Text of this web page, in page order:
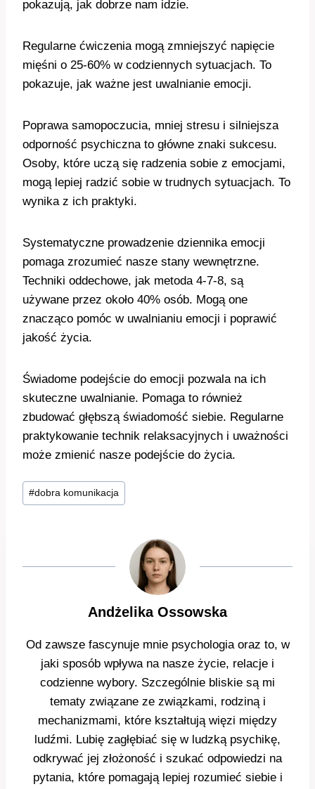
pokazują, jak dobrze nam idzie.
Regularne ćwiczenia mogą zmniejszyć napięcie
mięśni o 25-60% w codziennych sytuacjach. To
pokazuje, jak ważne jest uwalnianie emocji.
Poprawa samopoczucia, mniej stresu i silniejsza
odporność psychiczna to główne znaki sukcesu.
Osoby, które uczą się radzenia sobie z emocjami,
mogą lepiej radzić sobie w trudnych sytuacjach. To
wynika z ich praktyki.
Systematyczne prowadzenie dziennika emocji
pomaga zrozumieć nasze stany wewnętrzne.
Techniki oddechowe, jak metoda 4-7-8, są
używane przez około 40% osób. Mogą one
znacząco pomóc w uwalnianiu emocji i poprawić
jakość życia.
Świadome podejście do emocji pozwala na ich
skuteczne uwalnianie. Pomaga to również
zbudować głębszą świadomość siebie. Regularne
praktykowanie technik relaksacyjnych i uważności
może zmienić nasze podejście do życia.
Tagi
wpisu:
#dobra komunikacja
Andżelika Ossowska
Od zawsze fascynuje mnie psychologia oraz to, w
jaki sposób wpływa na nasze życie, relacje i
codzienne wybory. Szczególnie bliskie są mi
tematy związane ze związkami, rodziną i
mechanizmami, które kształtują więzi między
ludźmi. Lubię zagłębiać się w ludzką psychikę,
odkrywać jej złożoność i szukać odpowiedzi na
pytania, które pomagają lepiej rozumieć siebie i